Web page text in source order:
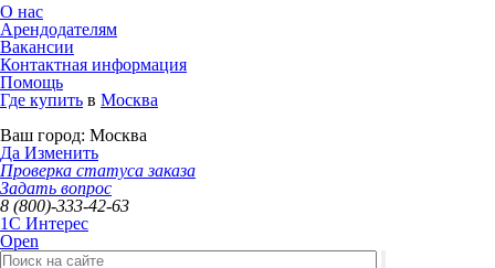
О нас
Арендодателям
Вакансии
Контактная информация
Помощь
Где купить в Москва
Ваш город: Москва
Да Изменить
Проверка статуса заказа
Задать вопрос
8 (800)-333-42-63
1C Интерес
Open